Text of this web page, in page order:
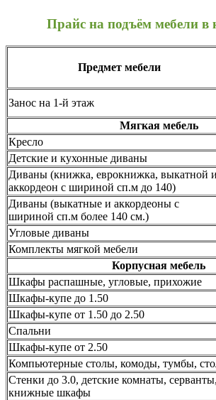
Прайс на подъём мебели в
Предмет мебели
Занос на 1-й этаж
Мягкая мебель
Кресло
Детские и кухонные диваны
Диваны (книжка, еврокнижка, выкатной и
аккордеон с шириной сп.м до 140)
Диваны (выкатные и аккордеоны с
шириной сп.м более 140 см.)
Угловые диваны
Комплекты мягкой мебели
Корпусная мебель
Шкафы распашные, угловые, прихожие
Шкафы-купе до 1.50
Шкафы-купе от 1.50 до 2.50
Спальни
Шкафы-купе от 2.50
Компьютерные столы, комоды, тумбы,
Стенки до 3.0, детские комнаты, серванты,
книжные шкафы